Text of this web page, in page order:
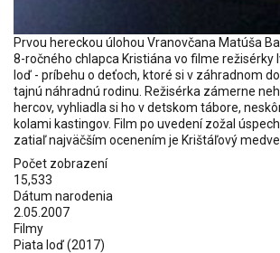
Prvou hereckou úlohou Vranovčana Matúša
8-ročného chlapca Kristiána vo filme režisérky
loď - príbehu o deťoch, ktoré si v záhradnom
tajnú náhradnú rodinu. Režisérka zámerne
hercov, vyhliadla si ho v detskom tábore,
kolami kastingov. Film po uvedení zožal
zatiaľ najväčším ocenením je Krištáľový
Počet zobrazení
15,533
Dátum narodenia
2.05.2007
Filmy
Piata loď(2017)